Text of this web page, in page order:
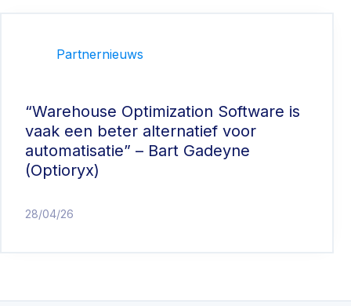
Partnernieuws
“Warehouse Optimization Software is
vaak een beter alternatief voor
automatisatie” – Bart Gadeyne
(Optioryx)
28/04/26